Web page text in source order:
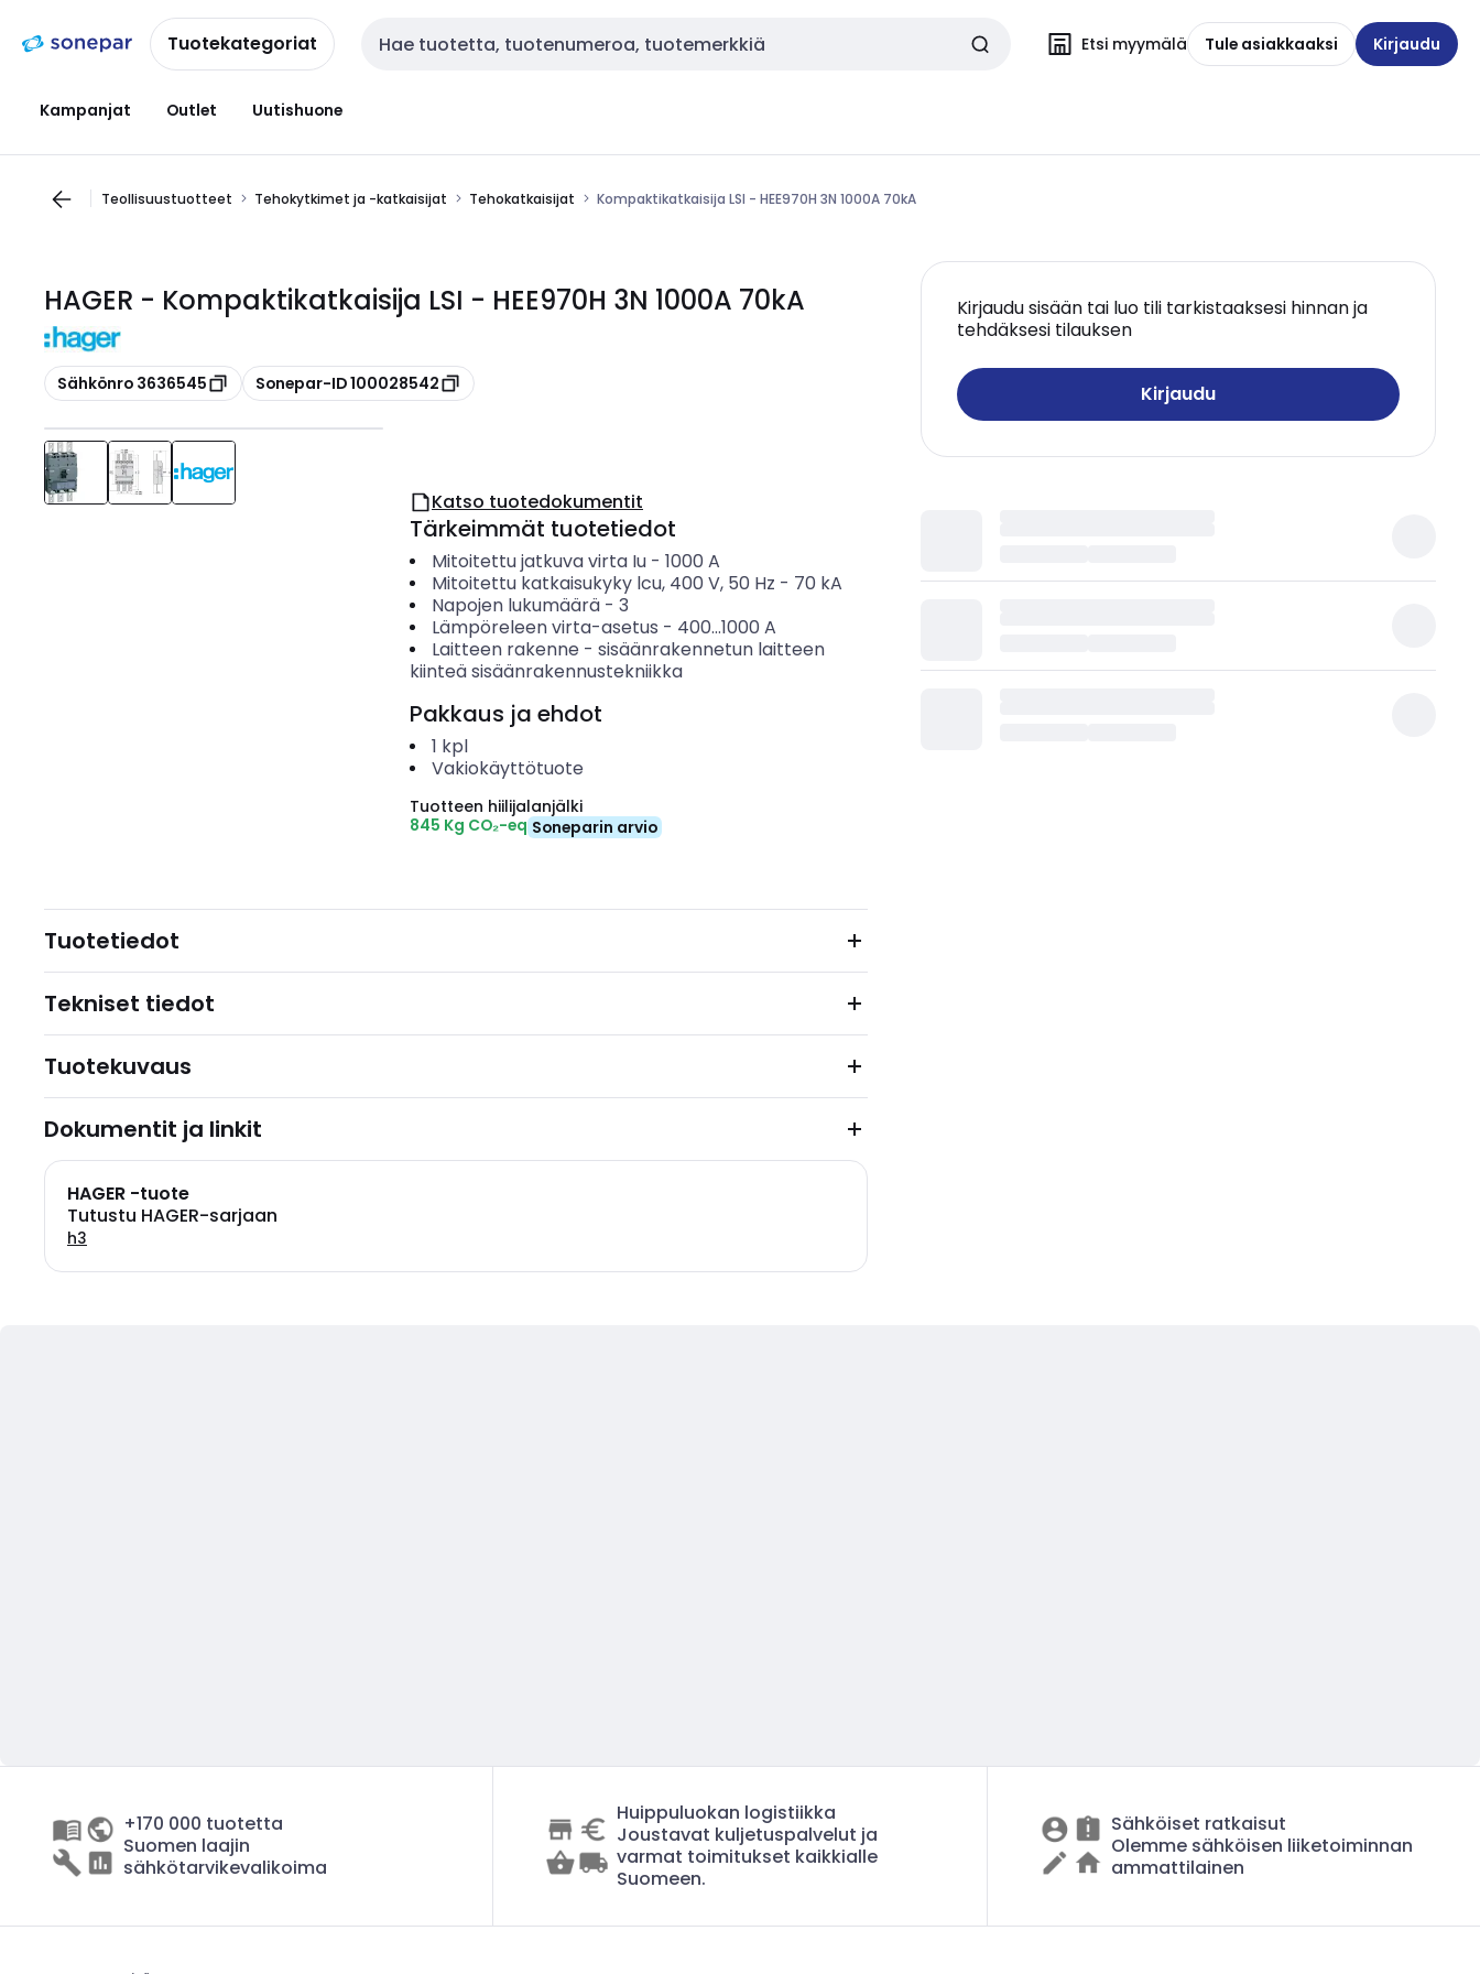
navigointiinsisältöönTuotekategoriat Haku Etsi myymälä Tule asiakkaaksi Kirjaudu
Kampanjat Outlet Uutishuone
Teollisuustuotteet Tehokytkimet ja -katkaisijat Tehokatkaisijat Kompaktikatkaisija LSI - HEE970H 3N 1000A 70kA
HAGER - Kompaktikatkaisija LSI - HEE970H 3N 1000A 70kA
Kopioi
Sähkönro 3636545 Kopioi
Sonepar-ID 100028542
Kirjaudu sisään tai luo tili tarkistaaksesi hinnan ja
tehdäksesi tilauksen
Kirjaudu
Katso tuotedokumentit
Tärkeimmät tuotetiedot
Mitoitettu jatkuva virta Iu- 1000 A
Mitoitettu katkaisukyky lcu, 400 V, 50 Hz - 70 kA
Napojen lukumäärä- 3
Lämpöreleen virta-asetus - 400...1000 A
Laitteen rakenne - sisäänrakennetun laitteen
kiinteä sisäänrakennustekniikka
Pakkaus ja ehdot
1 kpl
Vakiokäyttötuote
Tuotteen hiilijalanjälki
845 Kg CO₂-eq Soneparin arvio
Tuotetiedot
Tekniset tiedot
Tuotekuvaus
Dokumentit ja linkit
HAGER -tuote
Tutustu HAGER-sarjaan
h3
+170 000 tuotetta
Suomen laajin
sähkötarvikevalikoima
Huippuluokan logistiikka
Joustavat kuljetuspalvelut ja
varmat toimitukset kaikkialle
Suomeen.
Sähköiset ratkaisut
Olemme sähköisen liiketoiminnan
ammattilainen